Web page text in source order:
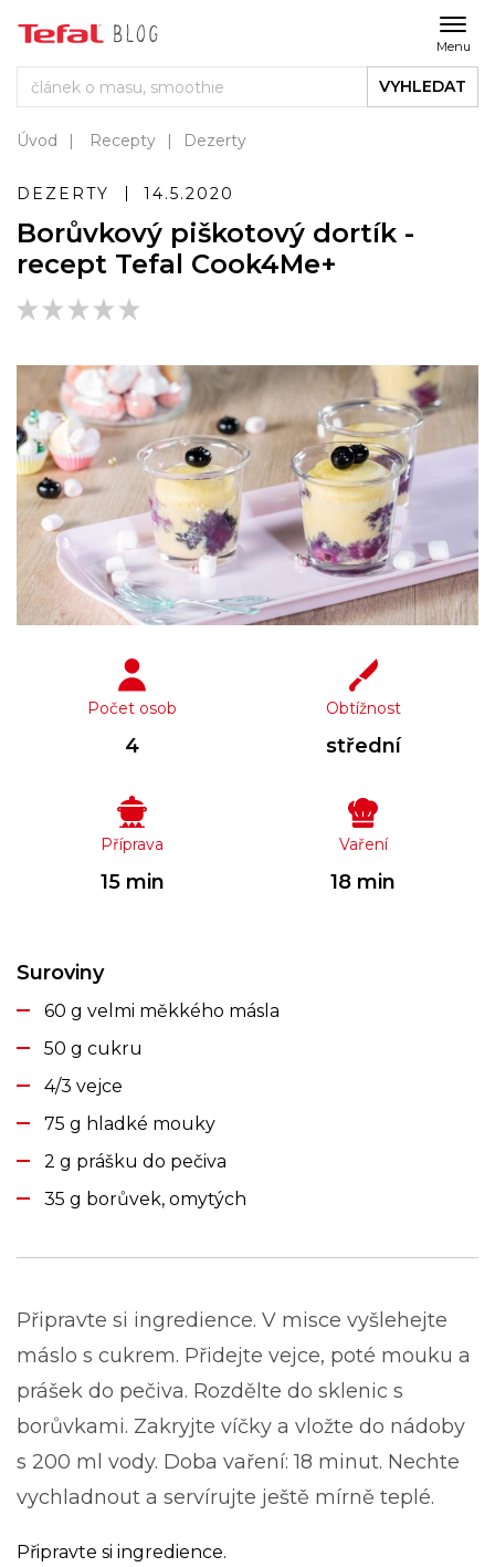
Menu
VYHLEDAT
Úvod Recepty Dezerty
DEZERTY 14.5.2020
Borůvkový piškotový dortík -
recept Tefal Cook4Me+
Počet osob
4
Obtížnost
střední
Příprava
15 min
Vaření
18 min
Suroviny
60 g velmi měkkého másla
50 g cukru
4/3 vejce
75 g hladké mouky
2 g prášku do pečiva
35 g borůvek, omytých
Připravte si ingredience. V misce vyšlehejte
máslo s cukrem. Přidejte vejce, poté mouku a
prášek do pečiva. Rozdělte do sklenic s
borůvkami. Zakryjte víčky a vložte do nádoby
s 200 ml vody. Doba vaření: 18 minut. Nechte
vychladnout a servírujte ještě mírně teplé.
Připravte si ingredience.